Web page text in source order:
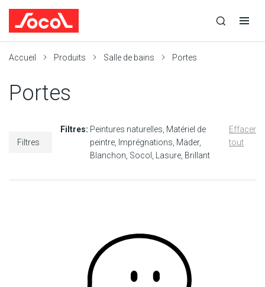
recherche
recherche
navigation
Accueil Produits Salle de bains Portes
Portes
Filtres
Filtres: Peintures naturelles Matériel de
peintre
Imprégnations Mäder
Blanchon Socol Lasure Brillant
Effacer
tout